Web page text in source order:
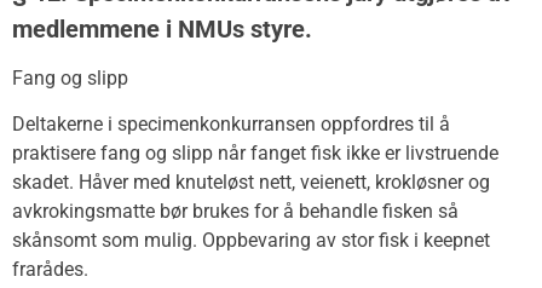
medlemmene i NMUs styre.
Fang og slipp
Deltakerne i specimenkonkurransen oppfordres til å
praktisere fang og slipp når fanget fisk ikke er livstruende
skadet. Håver med knuteløst nett, veienett, krokløsner og
avkrokingsmatte bør brukes for å behandle fisken så
skånsomt som mulig. Oppbevaring av stor fisk i keepnet
frarådes.